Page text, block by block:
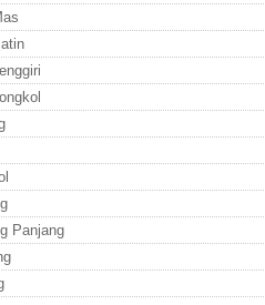
Panjang